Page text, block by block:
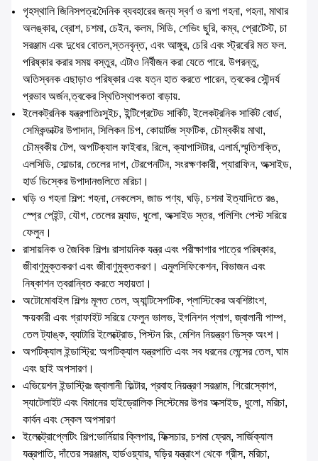
গৃহস্থালি জিনিসপত্র:দৈনিক ব্যবহারের জন্য স্বর্ণ ও রূপা গহনা, গহনা, মাথার
অলঙ্কার, ব্রোশ, চশমা, চেইন, কলম, সিডি, শেভিং ছুরি, কম্ব, প্রোটেস্ট, চা
সরঞ্জাম এবং দুধের বোতল,স্তনবৃন্ত, এবং আঙ্গুর, চেরি এবং স্ট্রবেরি মত ফল.
পরিষ্কার করার সময় বস্তুর, এটাও নির্বীজন করা যেতে পারে. উপরন্তু,
অতিস্বনক এছাড়াও পরিষ্কার এবং যত্ন হাত করতে পারেন, ত্বকের সৌন্দর্য
প্রভাব অর্জন,ত্বকের স্থিতিস্থাপকতা বাড়ায়.
ইলেকট্রনিক যন্ত্রপাতিঃসুইচ, ইন্টিগ্রেটেড সার্কিট, ইলেকট্রনিক সার্কিট বোর্ড,
সেমিকন্ডাক্টর উপাদান, সিলিকন চিপ, কোয়ার্টজ স্ফটিক, চৌম্বকীয় মাথা,
চৌম্বকীয় টেপ, অপটিক্যাল ফাইবার, রিলে, ক্যাপাসিটার, এলার্ম,স্মৃতিশক্তি,
এলসিডি, সোল্ডার, তেলের দাগ, টেরপেনটিন, সংরক্ষণকারী, প্যারাফিন, অক্সাইড,
হার্ড ডিস্কের উপাদানগুলিতে মরিচা।
ঘড়ি ও গহনা শিল্প: গহনা, নেকলেস, জাড পণ্য, ঘড়ি, চশমা ইত্যাদিতে রঙ,
স্প্রে পেইন্ট, যৌগ, তেলের স্ল্যাড, ধুলো, অক্সাইড স্তর, পলিশিং পেস্ট সরিয়ে
ফেলুন।
রাসায়নিক ও জৈবিক শিল্পঃ রাসায়নিক যন্ত্র এবং পরীক্ষাগার পাত্রে পরিষ্কার,
জীবাণুমুক্তকরণ এবং জীবাণুমুক্তকরণ। এমুলসিফিকেশন, বিভাজন এবং
নিষ্কাশন ত্বরান্বিত করতে সহায়তা।
অটোমোবাইল শিল্পঃ মূলত তেল, অ্যান্টিসেপটিক, প্লাস্টিকের অবশিষ্টাংশ,
ক্ষয়কারী এবং গ্রাফাইট সরিয়ে ফেলুন ভালভ, ইগনিশন প্লাগ, জ্বালানী পাম্প,
তেল ট্যাঙ্ক, ব্যাটারি ইলেক্ট্রোড, পিস্টন রিং, মেশিন নিয়ন্ত্রণ ডিস্ক অংশ।
অপটিক্যাল ইন্ডাস্ট্রি: অপটিক্যাল যন্ত্রপাতি এবং সব ধরনের লেন্সের তেল, ঘাম
এবং ছাই অপসারণ।
এভিয়েশন ইন্ডাস্ট্রিঃ জ্বালানী ফিল্টার, প্রবাহ নিয়ন্ত্রণ সরঞ্জাম, গিরোস্কোপ,
স্যাটেলাইট এবং বিমানের হাইড্রোলিক সিস্টেমের উপর অক্সাইড, ধুলো, মরিচা,
কার্বন এবং স্কেল অপসারণ
ইলেক্ট্রোপ্লেটিং শিল্প:ভার্নিয়ার ক্লিপার, ফিক্সচার, চশমা ফ্রেম, সার্জিক্যাল
যন্ত্রপাতি, দাঁতের সরঞ্জাম, হার্ডওয়্যার, ঘড়ির যন্ত্রাংশ থেকে গ্রীস, মরিচা,